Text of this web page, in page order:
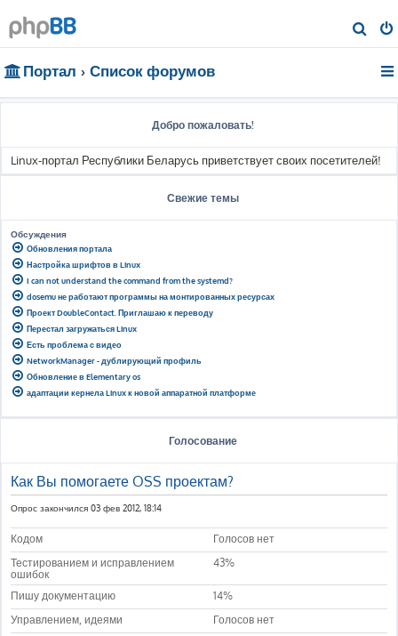
о
Портал Список форумов
Добро пожаловать!
Linux-портал Республики Беларусь приветствует своих посетителей!
Свежие темы
Обсуждения
Обновления портала
Настройка шрифтов в Linux
I can not understand the command from the systemd?
dosemu не работают программы на монтированных ресурсах
Проект DoubleContact. Приглашаю к переводу
Перестал загружаться Linux
Есть проблема с видео
NetworkManager - дублирующий профиль
Обновление в Elementary os
адаптации кернела Linux к новой аппаратной платформе
Голосование
Как Вы помогаете OSS проектам?
Опрос закончился 03 фев 2012, 18:14
Кодом
Голосов нет
Тестированием и исправлением
ошибок
43%
Пишу документацию
14%
Управлением, идеями
Голосов нет